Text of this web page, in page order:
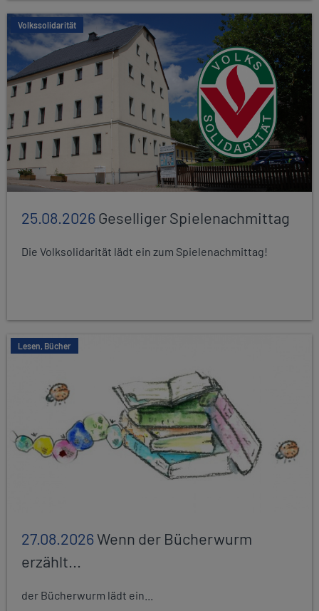
Volkssolidarität
25.08.2026Geselliger Spielenachmittag
Die Volksolidarität lädt ein zum Spielenachmittag!
Lesen, Bücher
27.08.2026Wenn der Bücherwurm
erzählt...
der Bücherwurm lädt ein...